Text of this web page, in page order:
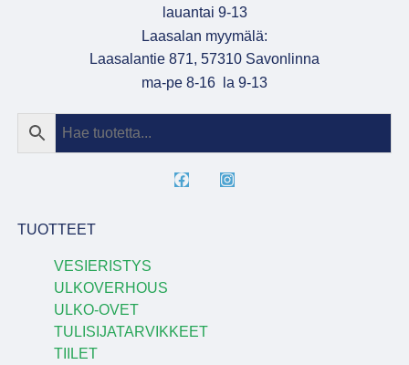
lauantai 9-13
Laasalan myymälä:
Laasalantie 871, 57310 Savonlinna
ma-pe 8-16 la 9-13
TUOTTEET
VESIERISTYS
ULKOVERHOUS
ULKO-OVET
TULISIJATARVIKKEET
TIILET